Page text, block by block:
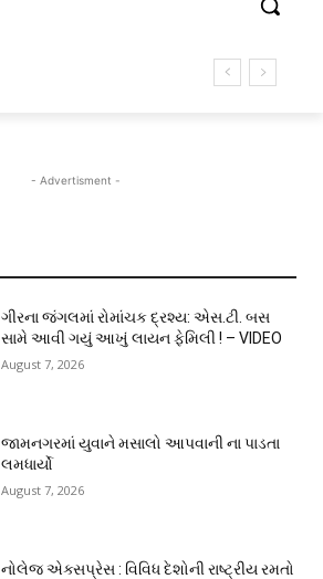
- Advertisment -
ગીરના જંગલમાં રોમાંચક દ્રશ્ય: એસ.ટી. બસ
સામે આવી ગયું આખું લાયન ફેમિલી ! – VIDEO
August 7, 2026
જામનગરમાં યુવાને મસાલો આપવાની ના પાડતા
લમધાર્યો
August 7, 2026
નોલેજ એક્સપ્રેસ : વિવિધ દેશોની રાષ્ટ્રીય રમતો